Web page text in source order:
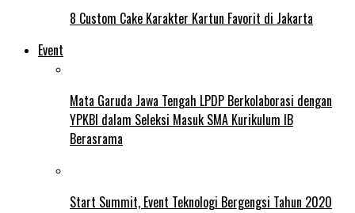
8 Custom Cake Karakter Kartun Favorit di Jakarta
Event
Mata Garuda Jawa Tengah LPDP Berkolaborasi dengan
YPKBI dalam Seleksi Masuk SMA Kurikulum IB
Berasrama
Start Summit, Event Teknologi Bergengsi Tahun 2020